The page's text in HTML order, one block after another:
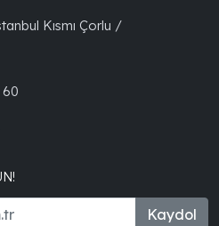
Kısmı Çorlu /
Kaydol